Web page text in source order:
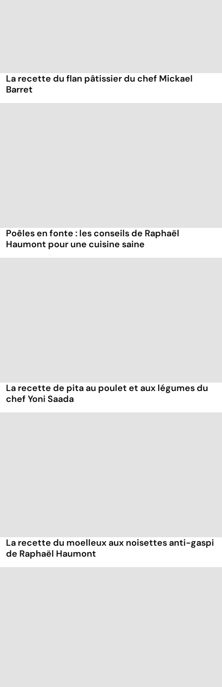
La recette du flan pâtissier du chef Mickael
Barret
Poêles en fonte : les conseils de Raphaël
Haumont pour une cuisine saine
La recette de pita au poulet et aux légumes du
chef Yoni Saada
La recette du moelleux aux noisettes anti-gaspi
de Raphaël Haumont